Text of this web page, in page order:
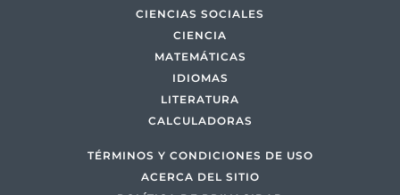
CIENCIAS SOCIALES
CIENCIA
MATEMÁTICAS
IDIOMAS
LITERATURA
CALCULADORAS
TÉRMINOS Y CONDICIONES DE USO
ACERCA DEL SITIO